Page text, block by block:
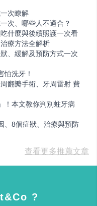
次瞭解
次、哪些人不適合？
什麼與後續照護一次看
療方法全解析
、緩解及預防方式一次
怕洗牙！
翻瓣手術、牙周雷射 費
！本文教你判別蛀牙病
、8個症狀、治療與預防
查看更多推薦文章
?